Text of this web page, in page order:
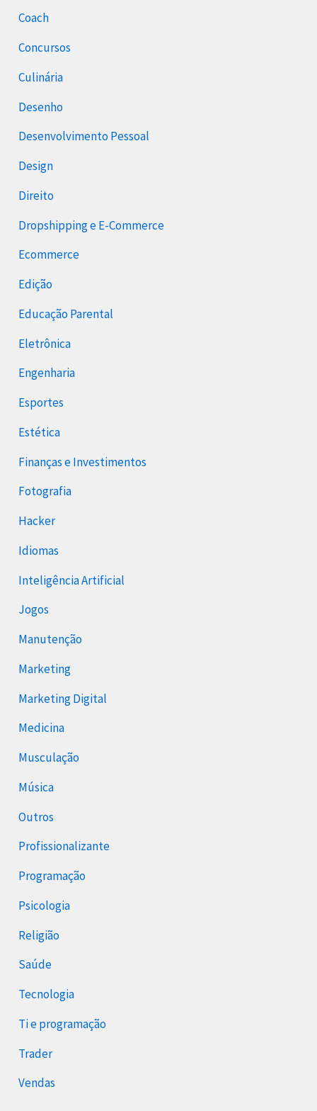
Coach
Concursos
Culinária
Desenho
Desenvolvimento Pessoal
Design
Direito
Dropshipping e E-Commerce
Ecommerce
Edição
Educação Parental
Eletrônica
Engenharia
Esportes
Estética
Finanças e Investimentos
Fotografia
Hacker
Idiomas
Inteligência Artificial
Jogos
Manutenção
Marketing
Marketing Digital
Medicina
Musculação
Música
Outros
Profissionalizante
Programação
Psicologia
Religião
Saúde
Tecnologia
Ti e programação
Trader
Vendas